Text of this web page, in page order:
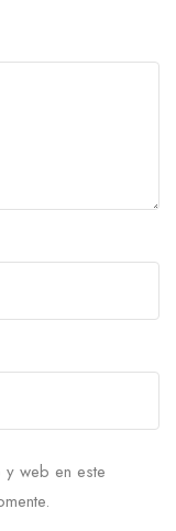
web en este